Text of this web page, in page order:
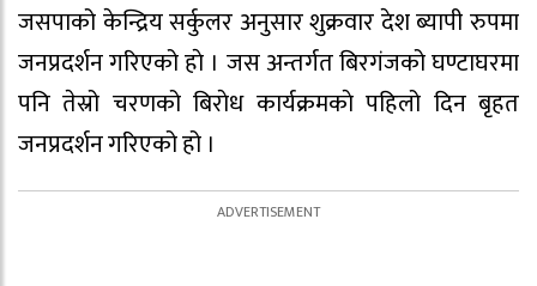
जसपाको केन्द्रिय सर्कुलर अनुसार शुक्रवार देश ब्यापी रुपमा
जनप्रदर्शन गरिएको हाे । जस अन्तर्गत बिरगंजको घण्टाघरमा
पनि तेस्रो चरणको बिराेध कार्यक्रमकाे पहिलो दिन बृहत
जनप्रदर्शन गरिएको हो ।